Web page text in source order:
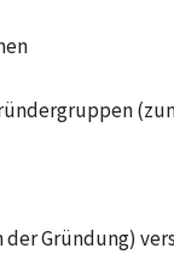
der Gründung)